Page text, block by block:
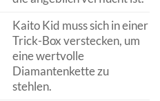
Kaito Kid muss sich in einer
Trick-Box verstecken, um
eine wertvolle
Diamantenkette zu
stehlen.